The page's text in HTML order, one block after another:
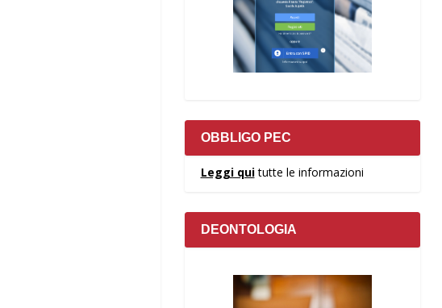
OBBLIGO PEC
Leggi quitutte le informazioni
DEONTOLOGIA